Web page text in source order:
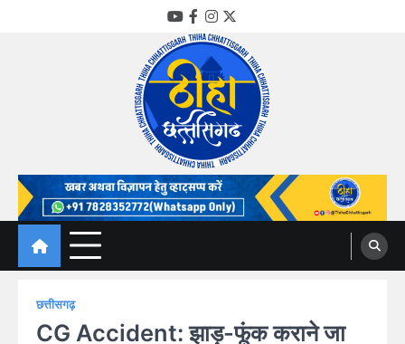
YouTube
Facebook
Instagram
Twitter
Thiha Chhattisgarh
गोठ जन-जन के
छत्तीसगढ़
CG Accident: झाड़-फूंक कराने जा